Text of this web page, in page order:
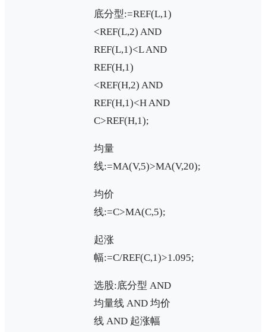
底分型:=REF(L,1)
<REF(L,2) AND
REF(L,1)<L AND
REF(H,1)
<REF(H,2) AND
REF(H,1)<H AND
C>REF(H,1);
均量
线:=MA(V,5)>MA(V,20);
均价
线:=C>MA(C,5);
起涨
幅:=C/REF(C,1)>1.095;
选股:底分型 AND
均量线 AND 均价
线 AND 起涨幅